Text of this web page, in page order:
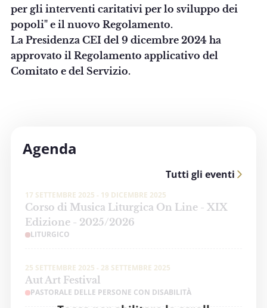
per gli interventi caritativi per lo sviluppo dei
popoli" e il nuovo Regolamento.
La Presidenza CEI del 9 dicembre 2024 ha
approvato il Regolamento applicativo del
Comitato e del Servizio.
Agenda
Tutti gli eventi
17 SETTEMBRE 2025 - 19 DICEMBRE 2025
Corso di Musica Liturgica On Line - XIX
Edizione - 2025/2026
LITURGICO
25 SETTEMBRE 2025 - 28 SETTEMBRE 2025
Aut Art Festival
PASTORALE DELLE PERSONE CON DISABILITÀ